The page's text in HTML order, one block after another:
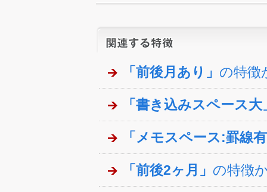
「前後月あり」 の特徴
「書き込みスペース大
「メモスペース:罫線
「前後2ヶ月」 の特徴